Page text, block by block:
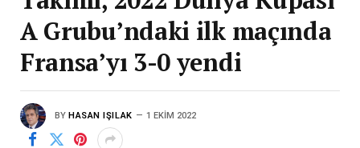
A Grubu’ndaki ilk maçında
Fransa’yı 3-0 yendi
BY HASAN IŞILAK 1 EKIM 2022